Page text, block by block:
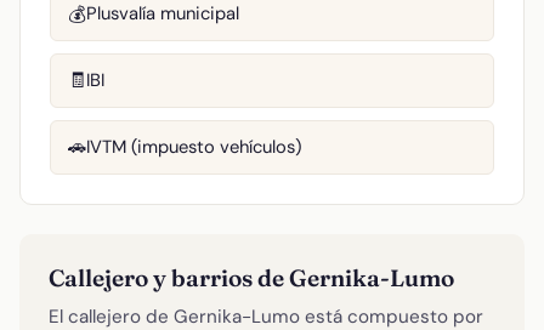
💰Plusvalía municipal
🧾IBI
🚗IVTM (impuesto vehículos)
Callejero y barrios de Gernika-Lumo
El callejero de Gernika-Lumo está compuesto por